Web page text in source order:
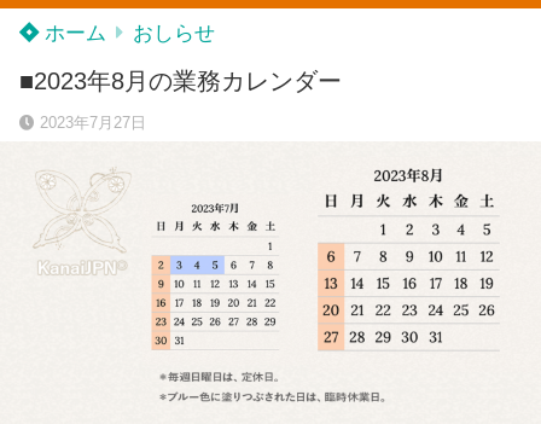
ホーム おしらせ
■2023年8月の業務カレンダー
2023年7月27日